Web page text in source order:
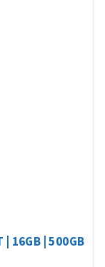
16GB | 500GB